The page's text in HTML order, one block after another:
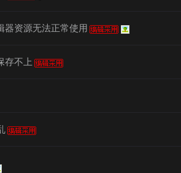
器资源无法正常使用
存不上